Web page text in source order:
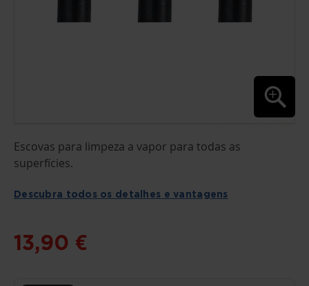
PARA
O
INÍCIO
GALERIA
DE
Escovas para limpeza a vapor para todas as
superfícies.
Descubra todos os detalhes e vantagens
13,90 €